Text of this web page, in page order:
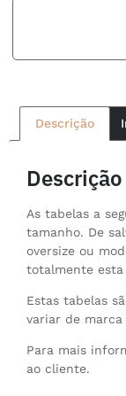
Descrição
Descrição
As tabelas a
tamanho. De
oversize ou
totalmente esta
Estas tabelas
variar de marca
Para mais
ao cliente.